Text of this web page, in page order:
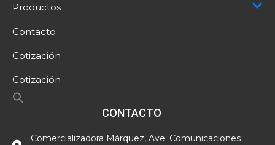
Productos
Contacto
Cotización
Cotización
CONTACTO
Comercializadora Márquez, Ave. Comunicaciones